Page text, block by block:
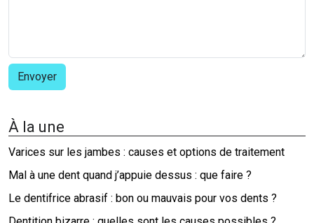
À la une
Varices sur les jambes : causes et options de traitement
Mal à une dent quand j’appuie dessus : que faire ?
Le dentifrice abrasif : bon ou mauvais pour vos dents ?